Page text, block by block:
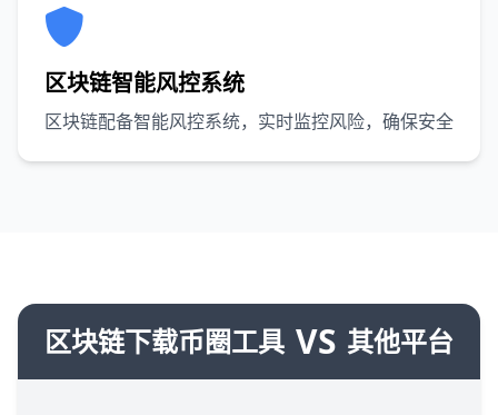
区块链智能风控系统
区块链配备智能风控系统，实时监控风险，确保安全
区块链下载币圈工具 VS 其他平台